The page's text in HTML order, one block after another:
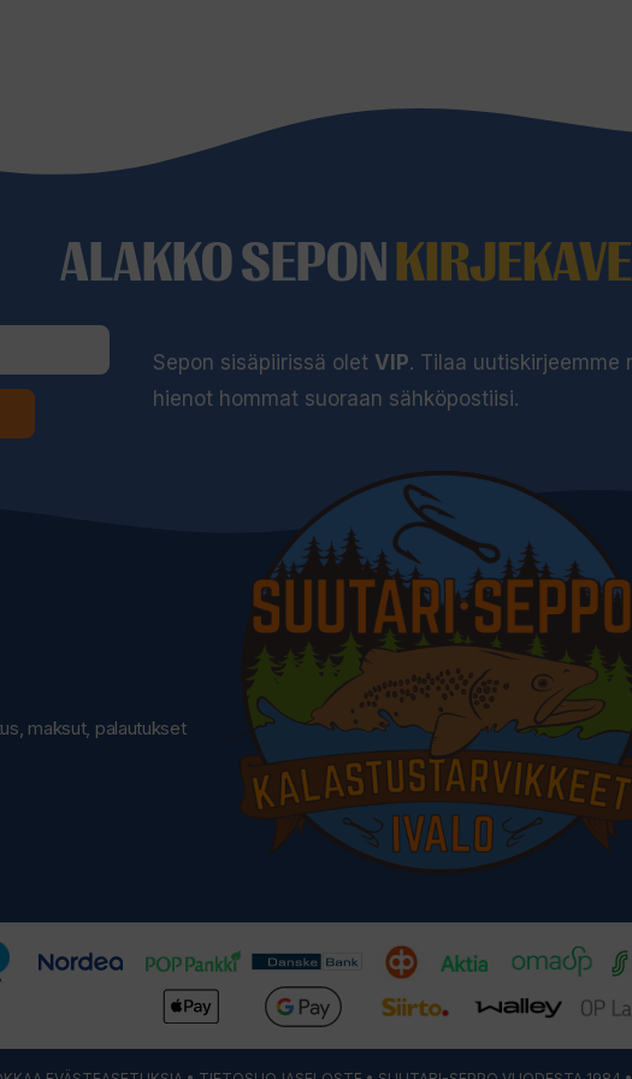
ALAKKO SEPON
Sepon sisäpiirissä oletVIP. Tilaa uutiskirjeemme
hienot hommat suoraan sähköpostiisi.
maksut, palautukset